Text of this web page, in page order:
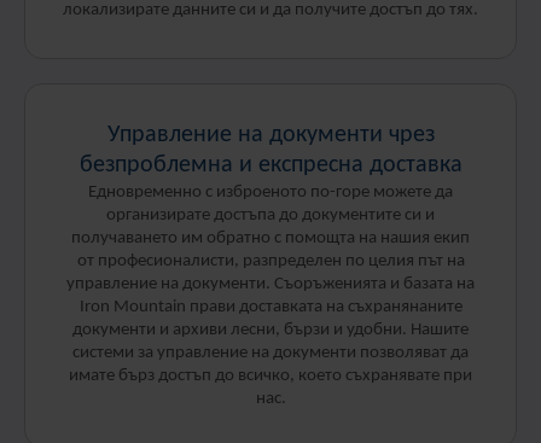
локализирате данните си и да получите достъп до тях.
Управление на документи чрез
безпроблемна и експресна доставка
Едновременно с изброеното по-горе можете да
организирате достъпа до документите си и
получаването им обратно с помощта на нашия екип
от професионалисти, разпределен по целия път на
управление на документи. Съоръженията и базата на
Iron Mountain прави доставката на съхранянаните
документи и архиви лесни, бързи и удобни. Нашите
системи за управление на документи позволяват да
имате бърз достъп до всичко, което съхранявате при
нас.